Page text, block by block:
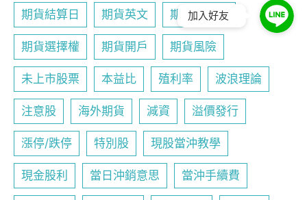
期貨結算日 期貨英文 期貨行事曆
期貨選擇權 期貨開戶 期貨風險
未上市股票 本益比 殖利率 波浪理論
注意股 海外期貨 減資 溢價發行
漲停/跌停 特別股 現股當沖教學
現金股利 當日沖銷意思 當沖手續費
加入好友